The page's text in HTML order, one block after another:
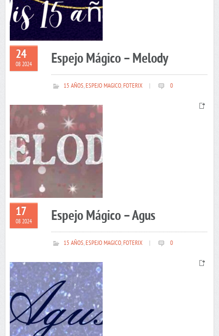
24
08 2024 Espejo Mágico – Melody
15 AÑOS,ESPEJO MAGICO,FOTERIX 0
17
08 2024 Espejo Mágico – Agus
15 AÑOS,ESPEJO MAGICO,FOTERIX 0